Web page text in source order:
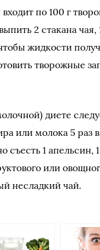
по 100 г
2 стакана чая,
жидкости
творожные
диете
или молока 5 раз
1 апельсин,
или
несладкий чай.